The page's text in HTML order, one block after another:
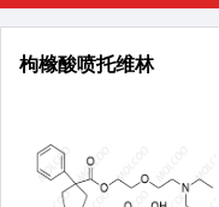
枸橼酸喷托维林